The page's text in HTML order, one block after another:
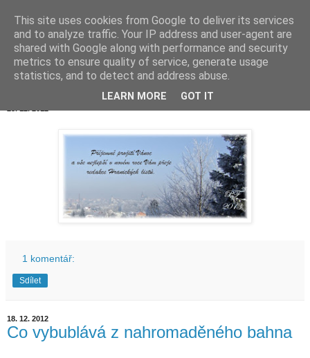
Hranické listy
1 komentář:
Sdílet
18. 12. 2012
Co vybublává z nahromaděného bahna
This site uses cookies from Google to deliver its services
and to analyze traffic. Your IP address and user-agent are
shared with Google along with performance and security
metrics to ensure quality of service, generate usage
statistics, and to detect and address abuse.
LEARN MORE GOT IT